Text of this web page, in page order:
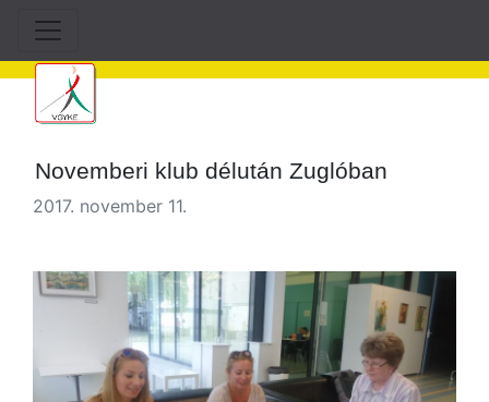
Novemberi klub délután Zuglóban
2017. november 11.